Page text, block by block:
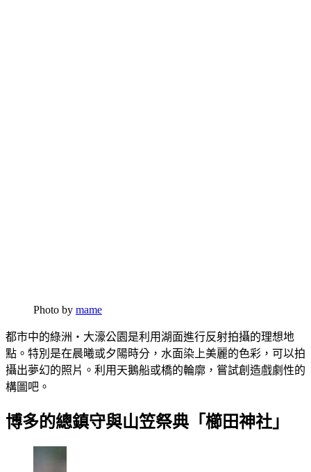
Photo by mame
都市中的綠洲・大濠公園是利用湖面進行反射拍攝的理想地
點。特別是在晨曦或夕陽時分，水面染上美麗的色彩，可以拍
攝出夢幻的照片。利用天鵝船或橋的輪廓，嘗試創造戲劇性的
構圖吧。
博多的總鎮守與山笠祭典「櫛田神社」